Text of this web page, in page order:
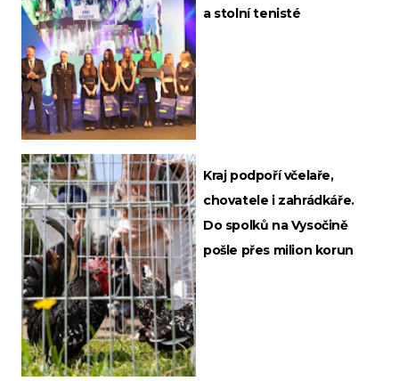
a stolní tenisté
Kraj podpoří včelaře,
chovatele i zahrádkáře.
Do spolků na Vysočině
pošle přes milion korun